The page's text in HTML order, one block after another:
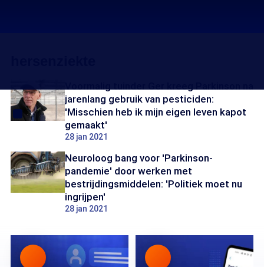
jarenlang gebruik van pesticiden:
'Misschien heb ik mijn eigen leven kapot
gemaakt'
28 jan 2021
Neuroloog bang voor 'Parkinson-
pandemie' door werken met
bestrijdingsmiddelen: 'Politiek moet nu
ingrijpen'
28 jan 2021